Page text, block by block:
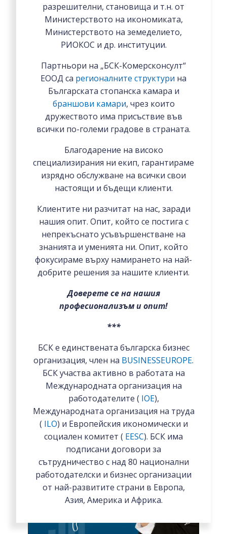
разрешителни, становища и т.н. от
Министерството на икономиката,
Министерството на земеделието,
РИОКОС и др. институции.
Партньори на „БСК-Комерсконсулт“
ЕООД са регионалните структури на
Българската стопанска камара и
браншови камари, чрез които
дружеството има присъствие във
всички по-големи градове в страната.
Благодарение на високо
специализирания ни екип, гарантираме
изрядно обслужване на всички свои
настоящи и бъдещи клиенти.
Клиентите ни разчитат на нас, заради
нашия опит. Опит, който се постига с
непрекъснато усъвършенстване на
знанията и уменията ни. Опит, който
фокусираме върху намирането на най-
добрите решения за нашите клиенти.
Доверете се на нашия
професионализъм и опит!
***
БСК е единствената българска бизнес
организация, член на BUSINESSEUROPE.
БСК участва активно в работата на
Международната организация на
работодателите ( IOE),
Международната организация на труда
( ILO) и Европейския икономически и
социален комитет ( EESC). БСК има
подписани договори за
сътрудничество с над 80 национални
работодателски и бизнес организации
от най-развитите страни в Европа,
Азия, Америка и Африка.